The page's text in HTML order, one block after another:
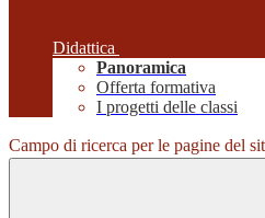
Didattica
Panoramica
Offerta formativa
I progetti delle classi
Campo di ricerca per le pagine del